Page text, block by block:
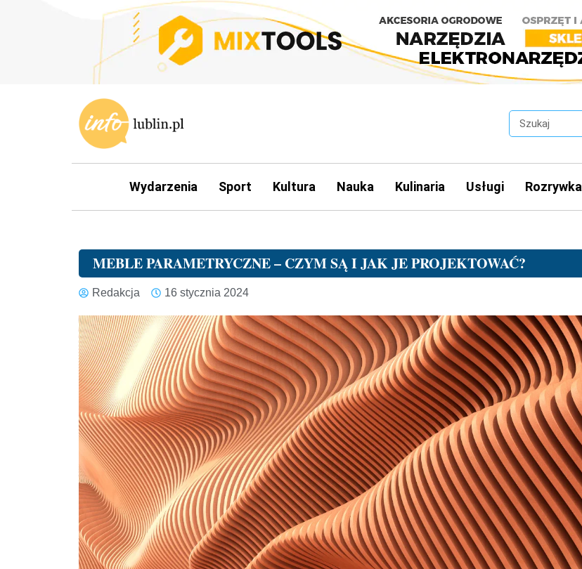
Wydarzenia Sport Kultura Nauka Kulinaria Usługi Rozrywka
MEBLE PARAMETRYCZNE – CZYM SĄ I JAK JE PROJEKTOWAĆ?
Redakcja 16 stycznia 2024